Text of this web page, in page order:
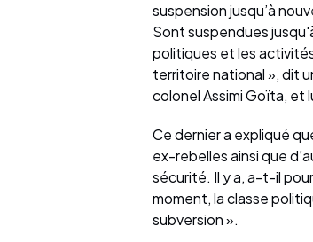
suspension jusqu’à
Sont suspendues
politiques et les
territoire national », dit
colonel Assimi Goïta, et
Ce dernier a expliqué
ex-rebelles ainsi que
sécurité. Il y a, a-t-il
moment, la classe
subversion ».